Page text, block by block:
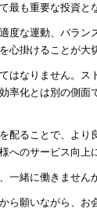
最も重要な投資と
度な運動、バラ
心掛けることが大
はなりません。
率化とは別の側
配ることで、より
へのサービス向上
一緒に働きません
ら願いながら、お